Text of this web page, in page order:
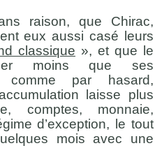
raison, que Chirac,
eux aussi casé leurs
classique », et que le
moins que ses
comme par hasard,
laisse plus
comptes, monnaie,
d’exception, le tout
mois avec une